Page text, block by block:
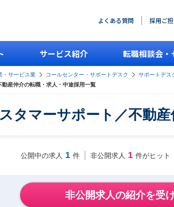
よくある質問 採用ご
サービス紹介 転職相談会・
・サービス業 コールセンター・サポートデスク サポートデス
産仲介の転職・求人・中途採用一覧
タマーサポート／不動
公開中の求人 1 件 非公開求人 1 件がヒット
非公開求人の紹介を受